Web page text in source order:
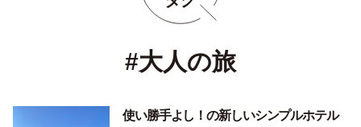
#大人の旅
使い勝手よし！の新しいシンプルホテル